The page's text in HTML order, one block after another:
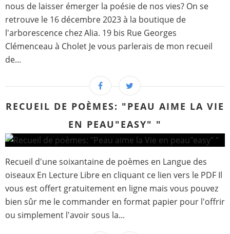
nous de laisser émerger la poésie de nos vies? On se
retrouve le 16 décembre 2023 à la boutique de
l'arborescence chez Alia. 19 bis Rue Georges
Clémenceau à Cholet Je vous parlerais de mon recueil
de...
RECUEIL DE POÈMES: "PEAU AIME LA VIE
EN PEAU"EASY" "
Recueil d'une soixantaine de poèmes en Langue des
oiseaux En Lecture Libre en cliquant ce lien vers le PDF Il
vous est offert gratuitement en ligne mais vous pouvez
bien sûr me le commander en format papier pour l'offrir
ou simplement l'avoir sous la...